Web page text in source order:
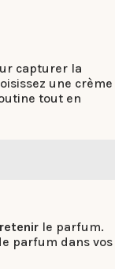
capturer la
une crème
tout en
retenir le parfum.
parfum dans vos